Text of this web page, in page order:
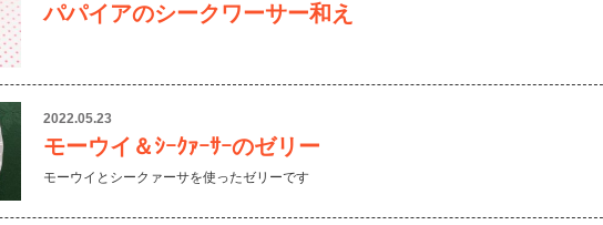
パパイアのシークワーサー和え
2022.05.23
モーウイ＆ｼｰｸｧｰｻｰのゼリー
モーウイとシークァーサを使ったゼリーです